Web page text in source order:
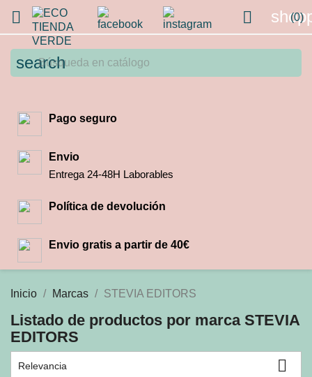
 (0)

search
Pago seguro
Envio
Entrega 24-48H Laborables
Política de devolución
Envio gratis a partir de 40€
Inicio Marcas STEVIA EDITORS
Listado de productos por marca STEVIA
EDITORS
Relevancia 